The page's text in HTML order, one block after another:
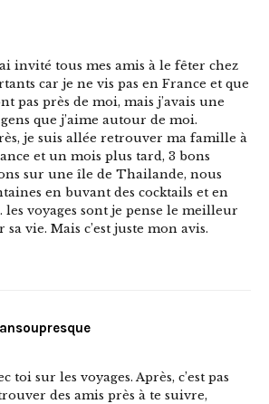
invité tous mes amis à le fêter chez
car je ne vis pas en France et que
pas près de moi, mais j’avais une
que j’aime autour de moi.
je suis allée retrouver ma famille à
et un mois plus tard, 3 bons
sur une île de Thailande, nous
en buvant des cocktails et en
voyages sont je pense le meilleur
vie. Mais c’est juste mon avis.
toi sur les voyages. Après, c’est pas
des amis près à te suivre,